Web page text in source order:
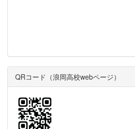
QRコード（浪岡高校webページ）